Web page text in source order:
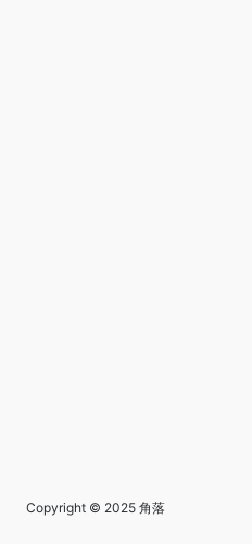
Copyright © 2025 角落